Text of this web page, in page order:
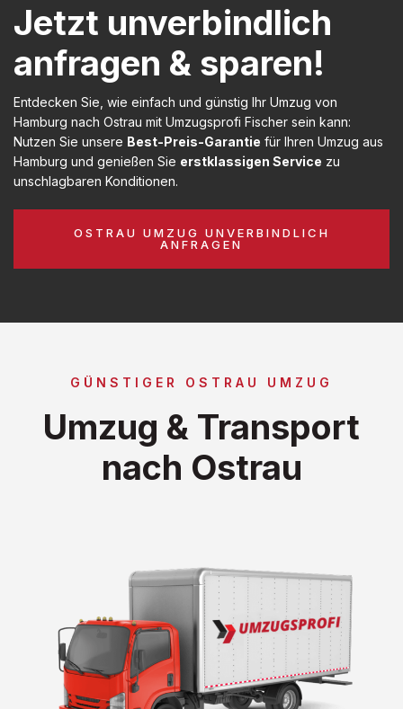
Jetzt unverbindlich
anfragen & sparen!
Entdecken Sie, wie einfach und günstig Ihr Umzug von
Hamburg nach Ostrau mit Umzugsprofi Fischer sein kann:
Nutzen Sie unsere Best-Preis-Garantie für Ihren Umzug aus
Hamburg und genießen Sie erstklassigen Service zu
unschlagbaren Konditionen.
OSTRAU UMZUG UNVERBINDLICH
ANFRAGEN
GÜNSTIGER OSTRAU UMZUG
Umzug & Transport
nach Ostrau